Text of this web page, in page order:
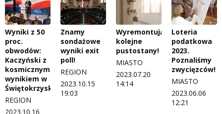
Wyniki z 50
proc.
obwodów:
Kaczyński z
kosmicznym
wynikiem w
Świętokrzyskiem
REGION
2023.10.16
Znamy
sondażowe
wyniki exit
poll!
REGION
2023.10.15
19:03
Wyremontują
kolejne
pustostany!
MIASTO
2023.07.20
14:14
Loteria
podatkowa
2023.
Poznaliśmy
zwycięzców!
MIASTO
2023.06.06
12:21